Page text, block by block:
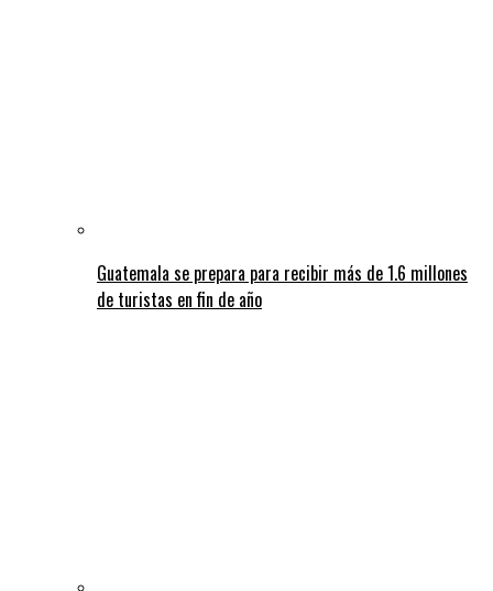
Guatemala se prepara para recibir más de 1.6 millones
de turistas en fin de año